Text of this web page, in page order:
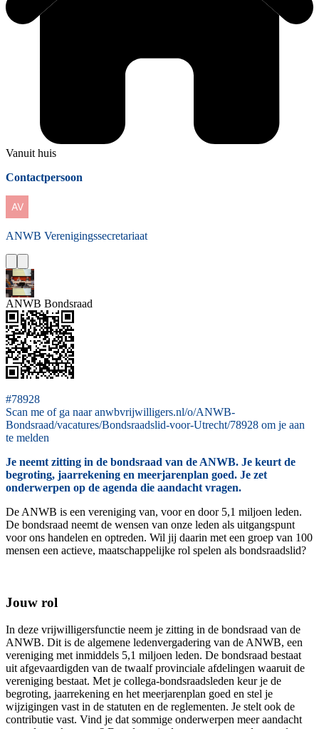
Vanuit huis
Contactpersoon
ANWB Verenigingssecretariaat
ANWB Bondsraad
#78928
Scan me of ga naar anwbvrijwilligers.nl/o/ANWB-
Bondsraad/vacatures/Bondsraadslid-voor-Utrecht/78928 om je aan
te melden
Je neemt zitting in de bondsraad van de ANWB. Je keurt de
begroting, jaarrekening en meerjarenplan goed. Je zet
onderwerpen op de agenda die aandacht vragen.
De ANWB is een vereniging van, voor en door 5,1 miljoen leden.
De bondsraad neemt de wensen van onze leden als uitgangspunt
voor ons handelen en optreden. Wil jij daarin met een groep van 100
mensen een actieve, maatschappelijke rol spelen als bondsraadslid?
Jouw rol
In deze vrijwilligersfunctie neem je zitting in de bondsraad van de
ANWB. Dit is de algemene ledenvergadering van de ANWB, een
vereniging met inmiddels 5,1 miljoen leden. De bondsraad bestaat
uit afgevaardigden van de twaalf provinciale afdelingen waaruit de
vereniging bestaat. Met je collega-bondsraadsleden keur je de
begroting, jaarrekening en het meerjarenplan goed en stel je
wijzigingen vast in de statuten en de reglementen. Je stelt ook de
contributie vast. Vind je dat sommige onderwerpen meer aandacht